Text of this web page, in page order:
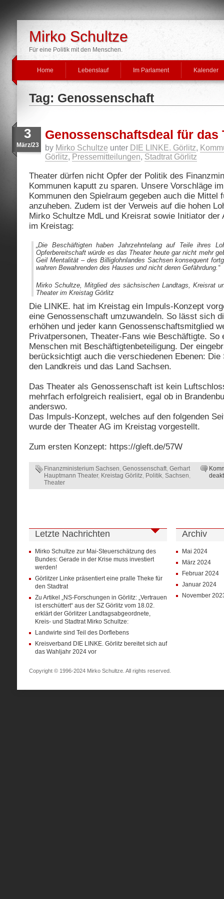
Mirko Schultze
Für eine Politik mit den Menschen.
Home Lebenslauf Im Parlament Kalender
Tag: Genossenschaft
3
März/23
Genossenschaftsdeal für das
by Mirko Schultze unter DIE LINKE. Görlitz,
Görlitz, Pressemitteilungen, Stadtrat Görlitz
Theater dürfen nicht Opfer der Politik des
Kommunen kaputt zu sparen. Unsere Vorschläge
Kommunen den Spielraum gegeben auch die Mittel
anzuheben. Zudem ist der Verweis auf die hohen
Mirko Schultze MdL und Kreisrat sowie Initiator der
im Kreistag:
„Die Beschäftigten haben Jahrzehntelang auf Teile ihres
Opferbereitschaft würde es das Theater heute gar nicht mehr
Geil Mentalität – des Billiglohnlandes Sachsen konsequent
wahren Bewahrenden des Hauses und nicht deren Gefährdung.“
Mirko Schultze, Mitglied des sächsischen Landtags, Kreisrat
Theater im Kreistag Görlitz
Die LINKE. hat im Kreistag ein Impuls-Konzept
eine Genossenschaft umzuwandeln. So lässt sich
erhöhen und jeder kann Genossenschaftsmitglied
Privatpersonen, Theater-Fans wie Beschäftigte. So
Menschen mit Beschäftigtenbeteiligung. Der
berücksichtigt auch die verschiedenen Ebenen: Die
den Landkreis und das Land Sachsen.
Das Theater als Genossenschaft ist kein
mehrfach erfolgreich realisiert, egal ob in
anderswo.
Das Impuls-Konzept, welches auf den folgenden
wurde der Theater AG im Kreistag vorgestellt.
Zum ersten Konzept: https://gleft.de/57W
Finanzministerium Sachsen, Genossenschaft, Gerhart
Hauptmann Theater, Kreistag Görlitz, Politik, Sachsen,
Theater
Letzte Nachrichten
Mirko Schultze zur Mai-Steuerschätzung des
Bundes: Gerade in der Krise muss investiert
werden!
Görlitzer Linke präsentiert eine pralle Theke für
den Stadtrat
Zu Artikel „NS-Forschungen in Görlitz: „Vertrauen
ist erschüttert“ aus der SZ Görlitz vom 18.02.
erklärt der Görlitzer Landtagsabgeordnete,
Kreis- und Stadtrat Mirko Schultze:
Landwirte sind Teil des Dorflebens
Kreisverband DIE LINKE. Görlitz bereitet sich auf
das Wahljahr 2024 vor
Archiv
Mai 2024
März 2024
Februar 2024
Januar 2024
November
Copyright © 1996-2024 Mirko Schultze. All rights reserved.